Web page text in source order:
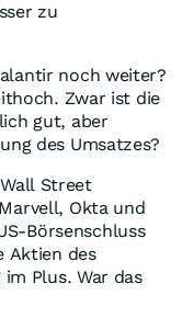
zu
noch weiter?
Zwar ist die
gut, aber
des Umsatzes?
Street
Okta und
Börsenschluss
Aktien des
Plus. War das